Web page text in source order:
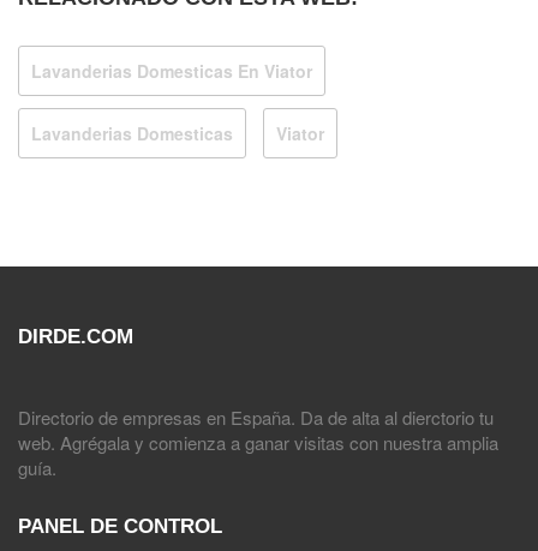
Lavanderias Domesticas En Viator
Lavanderias Domesticas Viator
DIRDE.COM
Directorio de empresas en España. Da de alta al dierctorio tu
web. Agrégala y comienza a ganar visitas con nuestra amplia
guía.
PANEL DE CONTROL